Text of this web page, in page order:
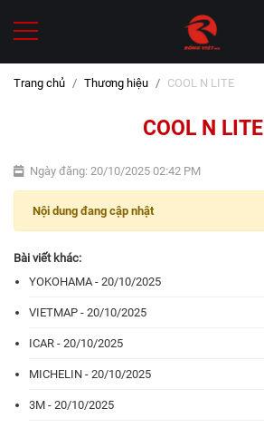
Trang chủ Thương hiệu COOL N LITE
COOL N LITE
Ngày đăng: 20/10/2025 02:42 PM
Nội dung đang cập nhật
Bài viết khác:
YOKOHAMA - 20/10/2025
VIETMAP - 20/10/2025
ICAR - 20/10/2025
MICHELIN - 20/10/2025
3M - 20/10/2025